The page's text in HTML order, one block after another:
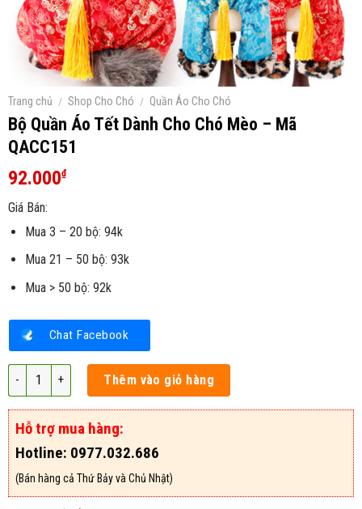
Trang chủ / Shop Cho Chó / Quần Áo Cho Chó
Bộ Quần Áo Tết Dành Cho Chó Mèo – Mã
QACC151
92.000₫
Giá Bán:
Mua 3 – 20 bộ: 94k
Mua 21 – 50 bộ: 93k
Mua > 50 bộ: 92k
Chat Facebook
Bộ Quần Áo Tết Dành Cho Chó Mèo - Mã QACC151 số lượng
Thêm vào giỏ hàng
Hỗ trợ mua hàng:
Hotline: 0977.032.686
(Bán hàng cả Thứ Bảy và Chủ Nhật)